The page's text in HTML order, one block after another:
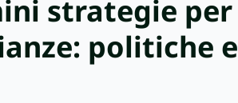
strategie per
politiche e